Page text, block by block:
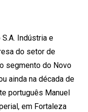
Indústria e
do setor de
segmento do Novo
ainda na década de
português Manuel
em Fortaleza